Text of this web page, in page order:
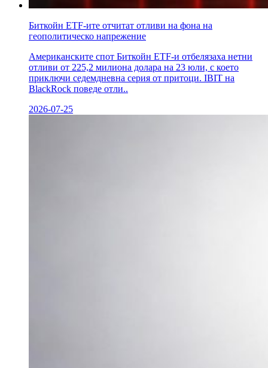
Биткойн ETF-ите отчитат отливи на фона на
геополитическо напрежение
Американските спот Биткойн ETF-и отбелязаха нетни
отливи от 225,2 милиона долара на 23 юли, с което
приключи седемдневна серия от притоци. IBIT на
BlackRock поведе отли..
2026-07-25